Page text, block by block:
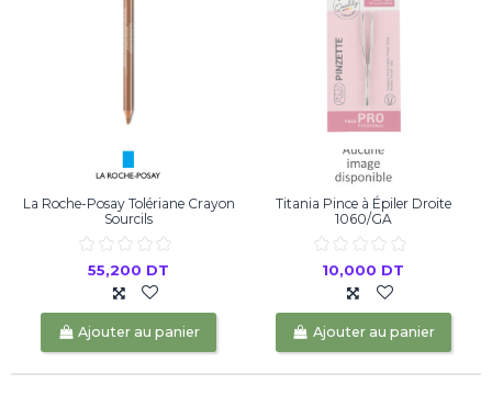
La Roche-Posay Tolériane Crayon
Sourcils
55,200 DT
Ajouter au panier
Titania Pince à Épiler Droite
1060/GA
10,000 DT
Ajouter au panier